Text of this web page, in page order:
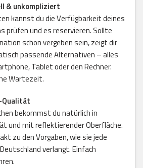
& unkompliziert
kannst du die Verfügbarkeit deines
prüfen und es reservieren. Sollte
schon vergeben sein, zeigt dir
passende Alternativen – alles
Tablet oder den Rechner.
Wartezeit.
Qualität
bekommst du natürlich in
und mit reflektierender Oberfläche.
zu den Vorgaben, wie sie jede
verlangt. Einfach